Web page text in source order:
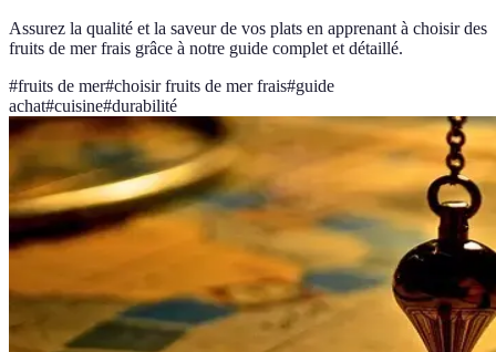
Assurez la qualité et la saveur de vos plats en apprenant à choisir des
fruits de mer frais grâce à notre guide complet et détaillé.
#fruits de mer#choisir fruits de mer frais#guide
achat#cuisine#durabilité